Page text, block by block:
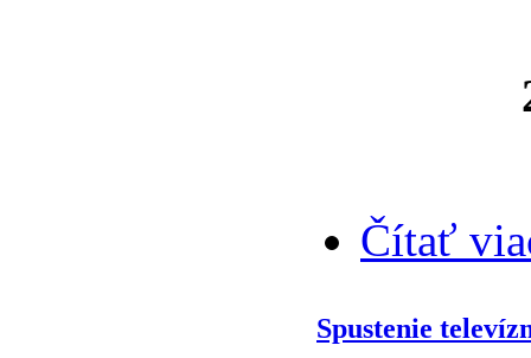
Čítať
Spustenie